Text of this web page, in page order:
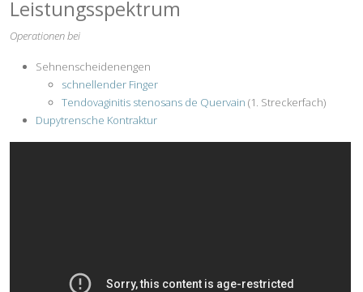
Leistungsspektrum
Operationen bei
Sehnenscheidenengen
schnellender Finger
Tendovaginitis stenosans de Quervain (1. Streckerfach)
Dupytrensche Kontraktur